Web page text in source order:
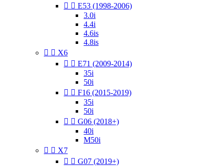
  E53 (1998-2006)
3.0i
4.4i
4.6is
4.8is
  X6
  E71 (2009-2014)
35i
50i
  F16 (2015-2019)
35i
50i
  G06 (2018+)
40i
M50i
  X7
  G07 (2019+)